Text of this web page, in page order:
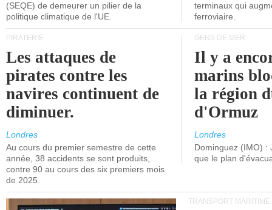
(SEQE) de demeurer un pilier de la
politique climatique de l'UE.
terminaux qui
ferroviaire.
PIRATERIE
Les attaques de
pirates contre les
navires continuent de
diminuer.
Londres
Au cours du premier semestre de cette
année, 38 accidents se sont produits,
contre 90 au cours des six premiers mois
de 2025.
GENS DE MER
Il y a
marins
la région
d'Ormuz
Londres
Dominguez (IMO) :
que le plan
TRANSPORT MARITIME